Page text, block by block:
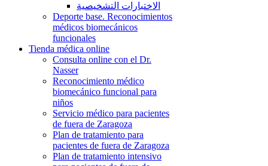
الاختبارات التشخيصية
Deporte base. Reconocimientos
médicos biomecánicos
funcionales
Tienda médica online
Consulta online con el Dr.
Nasser
Reconocimiento médico
biomecánico funcional para
niños
Servicio médico para pacientes
de fuera de Zaragoza
Plan de tratamiento para
pacientes de fuera de Zaragoza
Plan de tratamiento intensivo